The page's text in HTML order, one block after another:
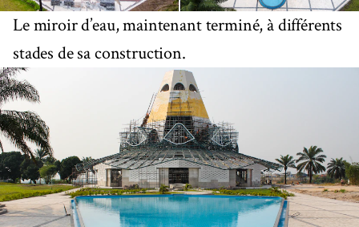
Le miroir d’eau, maintenant terminé, à différents
stades de sa construction.